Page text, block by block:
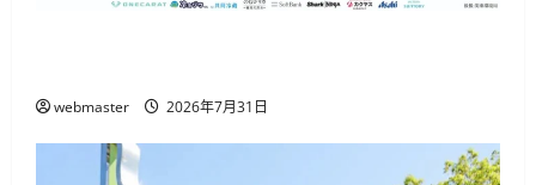
webmaster 2026年7月31日